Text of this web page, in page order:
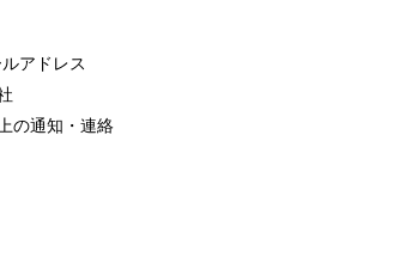
アドレス
の通知・連絡